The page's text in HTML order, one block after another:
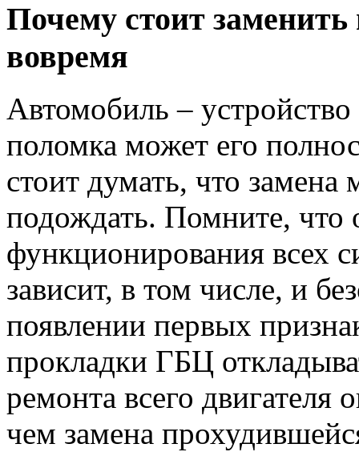
Почему стоит
вовремя
Автомобиль –
поломка может его
стоит думать, что
подождать. Помните, что
функционирования всех
зависит, в том числе, и
появлении первых
прокладки ГБЦ
ремонта всего двигателя
чем замена